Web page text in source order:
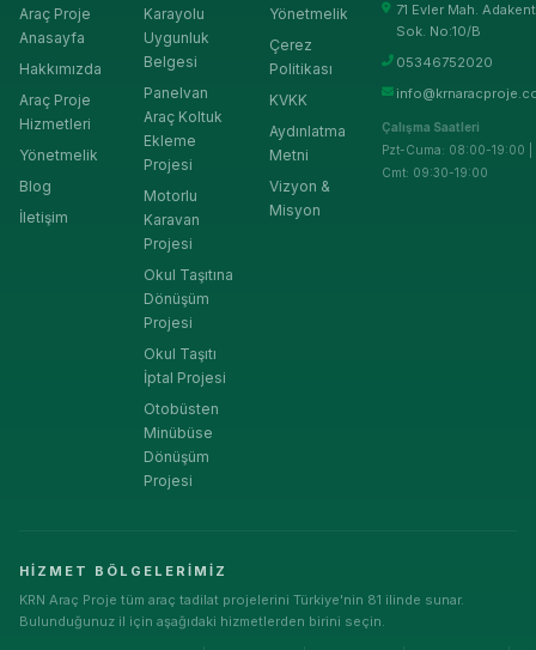
Araç Proje
Anasayfa
Hakkımızda
Araç Proje
Hizmetleri
Yönetmelik
Blog
İletişim
Karayolu
Uygunluk
Belgesi
Panelvan
Araç Koltuk
Ekleme
Projesi
Motorlu
Karavan
Projesi
Okul Taşıtına
Dönüşüm
Projesi
Okul Taşıtı
İptal Projesi
Otobüsten
Minübüse
Dönüşüm
Projesi
Yönetmelik
Çerez
Politikası
KVKK
Aydınlatma
Metni
Vizyon &
Misyon
71 Evler Mah. Adakent
Sok. No:10/B
05346752020
Çalışma Saatleri
Pzt-Cuma: 08:00-19:00 |
Cmt: 09:30-19:00
HIZMET BÖLGELERIMIZ
KRN Araç Proje tüm araç tadilat projelerini Türkiye'nin 81 ilinde sunar.
Bulunduğunuz il için aşağıdaki hizmetlerden birini seçin.